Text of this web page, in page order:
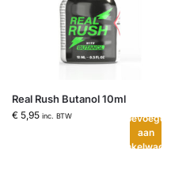
Real Rush Butanol 10ml
€ 5,95 inc. BTW
Toevoegen
aan
winkelwagen